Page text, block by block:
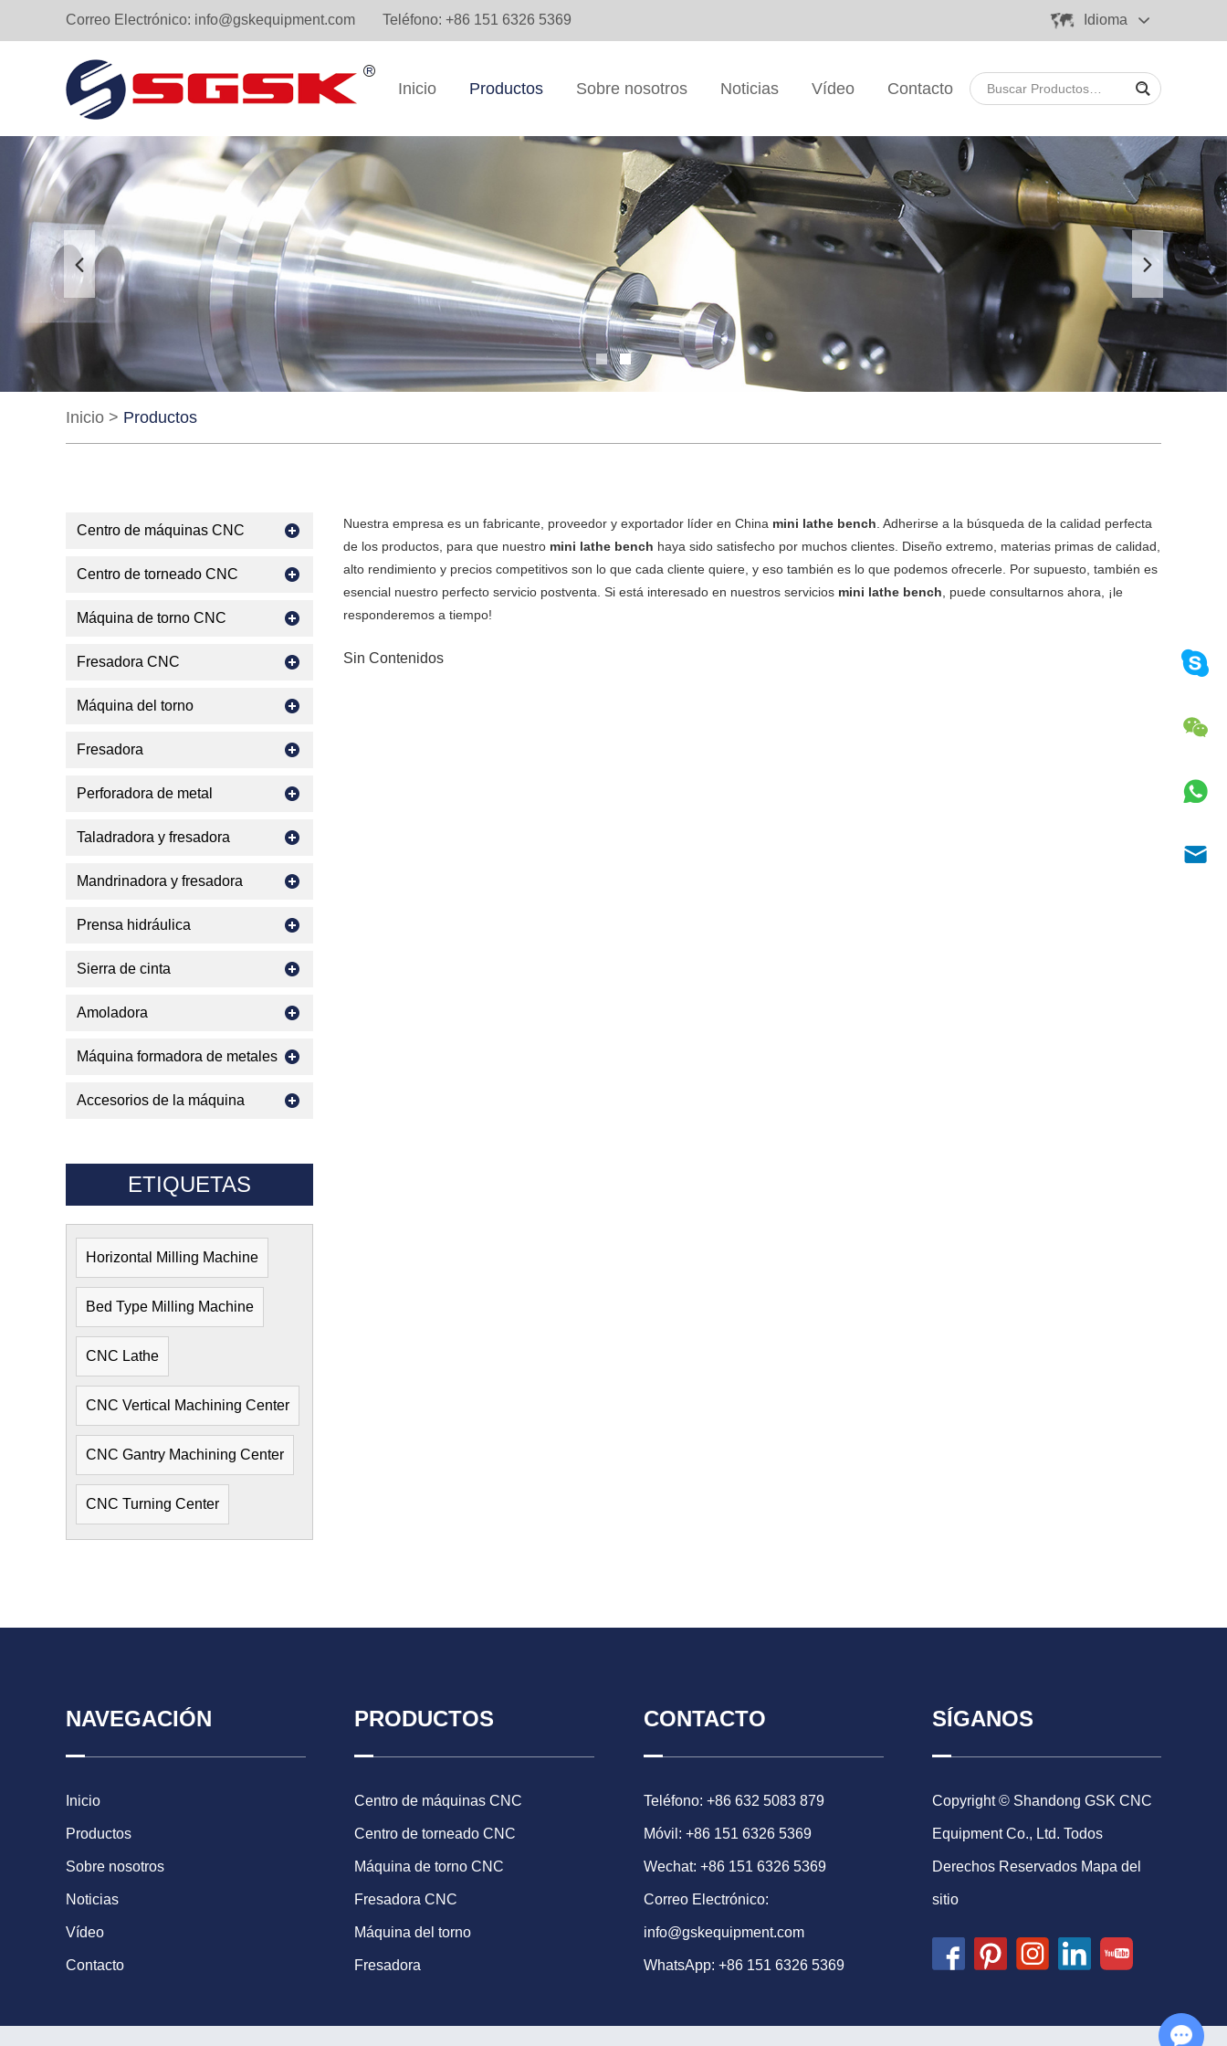
Correo Electrónico: info@gskequipment.com Teléfono: +86 151 6326 5369 Idioma
Inicio Productos Sobre nosotros Noticias Vídeo Contacto
Inicio > Productos
Nuestra empresa es un fabricante, proveedor y exportador líder en China mini lathe bench . Adherirse a la búsqueda de la calidad perfecta
de los productos, para que nuestro mini lathe bench haya sido satisfecho por muchos clientes. Diseño extremo, materias primas de calidad,
alto rendimiento y precios competitivos son lo que cada cliente quiere, y eso también es lo que podemos ofrecerle. Por supuesto, también es
esencial nuestro perfecto servicio postventa. Si está interesado en nuestros servicios mini lathe bench , puede consultarnos ahora, ¡le
responderemos a tiempo!
Sin Contenidos
Centro de máquinas CNC
Centro de torneado CNC
Máquina de torno CNC
Fresadora CNC
Máquina del torno
Fresadora
Perforadora de metal
Taladradora y fresadora
Mandrinadora y fresadora
Prensa hidráulica
Sierra de cinta
Amoladora
Máquina formadora de metales
Accesorios de la máquina
ETIQUETAS
Horizontal Milling Machine
Bed Type Milling Machine
CNC Lathe
CNC Vertical Machining Center
CNC Gantry Machining Center
CNC Turning Center
NAVEGACIÓN
Inicio
Productos
Sobre nosotros
Noticias
Vídeo
Contacto
PRODUCTOS
Centro de máquinas CNC
Centro de torneado CNC
Máquina de torno CNC
Fresadora CNC
Máquina del torno
Fresadora
CONTACTO
Teléfono: +86 632 5083 879
Móvil: +86 151 6326 5369
Wechat: +86 151 6326 5369
Correo Electrónico:
info@gskequipment.com
WhatsApp: +86 151 6326 5369
SÍGANOS
Copyright © Shandong GSK CNC
Equipment Co., Ltd. Todos
Derechos Reservados Mapa del
sitio
Chat with Us